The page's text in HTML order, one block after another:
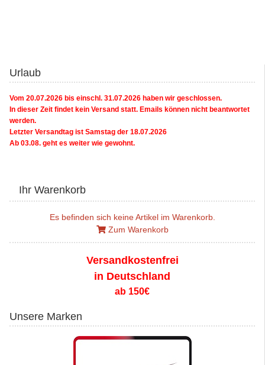
Urlaub
Vom 20.07.2026 bis einschl. 31.07.2026 haben wir geschlossen.
In dieser Zeit findet kein Versand statt. Emails können nicht beantwortet
werden.
Letzter Versandtag ist Samstag der 18.07.2026
Ab 03.08. geht es weiter wie gewohnt.
Ihr Warenkorb
Es befinden sich keine Artikel im Warenkorb.
Zum Warenkorb
Versandkostenfrei
in Deutschland
ab 150€
Unsere Marken